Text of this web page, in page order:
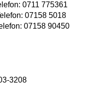
0711 775361
07158 5018
07158 90450
3208